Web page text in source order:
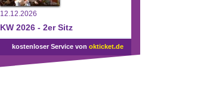
12.12.2026
KW 2026 - 2er Sitz
kostenloser Service von okticket.de